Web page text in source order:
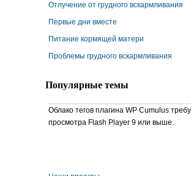
Отлучение от грудного вскармливания
Первые дни вместе
Питание кормящей матери
Проблемы грудного вскармливания
Популярные темы
Облако тегов плагина WP Cumulus
просмотра Flash Player 9 или выше.